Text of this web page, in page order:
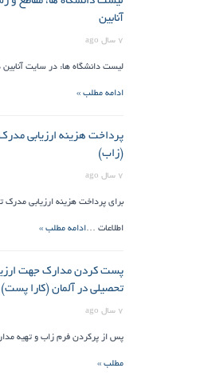
آنابین
7 سال ago
لیست دانشگاه ها: در سایت
ادامه مطلب »
پرداخت هزینه ارزیابی
(زاب)
7 سال ago
برای پرداخت هزینه ارزیابی مدرک
اطلاعات …ادامه مطلب »
پست کردن مدارک جهت
تحصیلی در آلمان (کارا پست)
7 سال ago
پس از پرکردن فرم زاب و تهیه
مطلب »